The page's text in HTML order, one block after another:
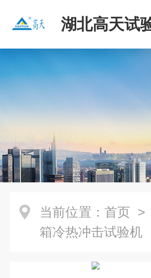
湖北高天试
当前位置： 首页 >
箱冷热冲击试验机